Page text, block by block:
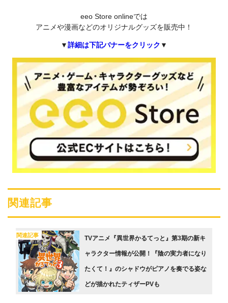
eeo Store onlineでは
アニメや漫画などのオリジナルグッズを販売中！
▼詳細は下記バナーをクリック ▼
関連記事
関連記事 TVアニメ『異世界かるてっと』第3期の新キ
ャラクター情報が公開！『陰の実力者になり
たくて！』のシャドウがピアノを奏でる姿な
どが描かれたティザーPVも